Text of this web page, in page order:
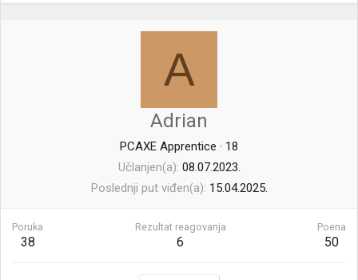
A
Adrian
PCAXE Apprentice · 18
Učlanjen(a) 08.07.2023.
Poslednji put viđen(a) 15.04.2025.
Poruka
38
Rezultat reagovanja
6
Poena
50